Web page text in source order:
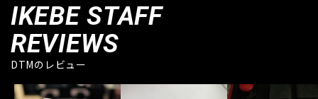
IKEBE STAFF
REVIEWS
DTMのレビュー